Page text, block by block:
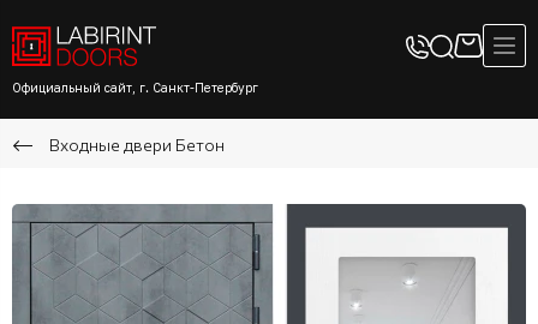
Официальный сайт, г. Санкт-Петербург
Входные двери Бетон